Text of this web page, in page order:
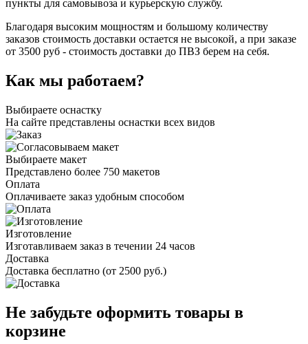
пункты для самовывоза и курьерскую службу.
Благодаря высоким мощностям и большому количеству
заказов стоимость доставки остается не высокой, а при заказе
от 3500 руб - стоимость доставки до ПВЗ берем на себя.
Как мы работаем?
Выбираете оснастку
На сайте представлены оснастки всех видов
Выбираете макет
Представлено более 750 макетов
Оплата
Оплачиваете заказ удобным способом
Изготовление
Изготавливаем заказ в течении 24 часов
Доставка
Доставка бесплатно (от 2500 руб.)
Не забудьте оформить товары в
корзине